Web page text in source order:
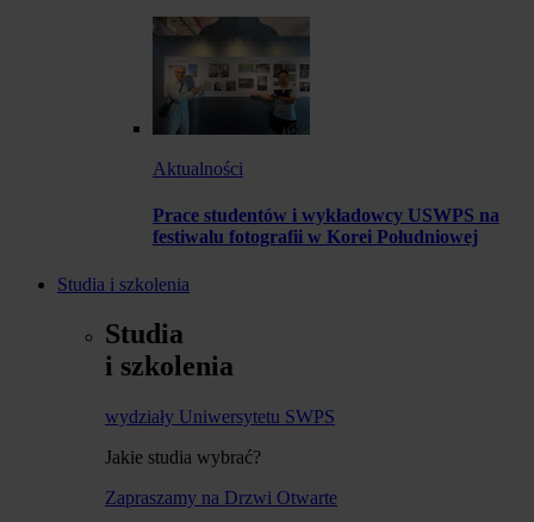
Aktualności
Prace studentów i wykładowcy USWPS na
festiwalu fotografii w Korei Południowej
Studia i szkolenia
Studia
i szkolenia
wydziały Uniwersytetu SWPS
Jakie studia wybrać?
Zapraszamy na Drzwi Otwarte